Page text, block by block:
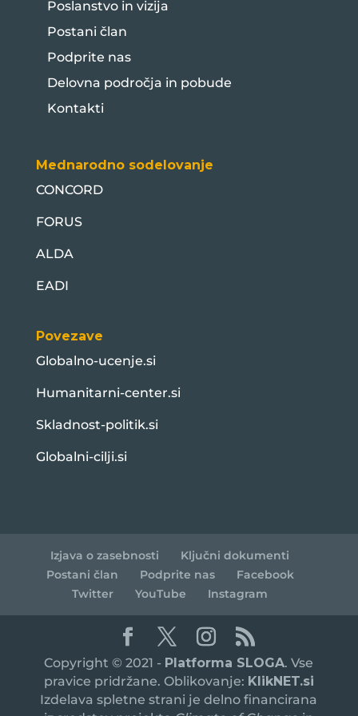
Poslanstvo in vizija
Postani član
Podprite nas
Delovna področja in pobude
Kontakti
Mednarodno sodelovanje
CONCORD
FORUS
ALDA
EADI
Povezave
Globalno-ucenje.si
Humanitarni-center.si
Skladnost-politik.si
Globalni-cilji.si
Izjava o zasebnosti
Ključni dokumenti
Postani član
Podprite nas
Facebook
Twitter
YouTube Instagram
Copyright © 2021 - Platforma SLOGA. Vse
pravice pridržane. Oblikovanje: KlikNET.si
Izdelava spletne strani je delno financirana